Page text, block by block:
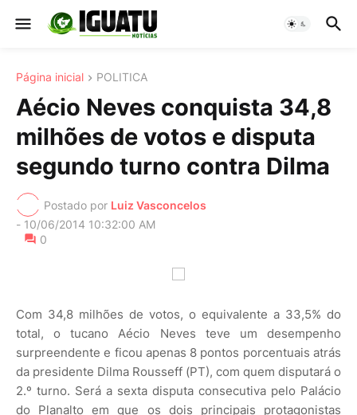
Página inicial POLITICA
Aécio Neves conquista 34,8
milhões de votos e disputa
segundo turno contra Dilma
Postado por Luiz Vasconcelos
- 10/06/2014 10:32:00 AM
0
Com 34,8 milhões de votos, o equivalente a 33,5% do
total, o tucano Aécio Neves teve um desempenho
surpreendente e ficou apenas 8 pontos porcentuais atrás
da presidente Dilma Rousseff (PT), com quem disputará o
2.º turno. Será a sexta disputa consecutiva pelo Palácio
do Planalto em que os dois principais protagonistas